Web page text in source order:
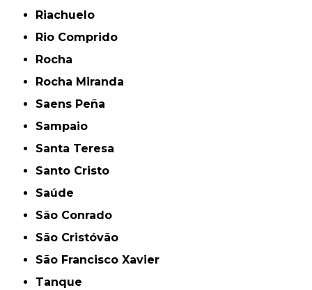
Riachuelo
Rio Comprido
Rocha
Rocha Miranda
Saens Peña
Sampaio
Santa Teresa
Santo Cristo
Saúde
São Conrado
São Cristóvão
São Francisco Xavier
Tanque